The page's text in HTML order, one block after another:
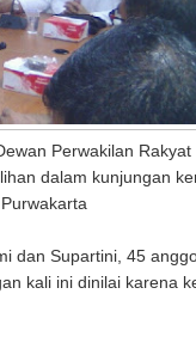
Perwakilan
dalam kunjungan
dan Supartini, 45
kali ini dinilai karena